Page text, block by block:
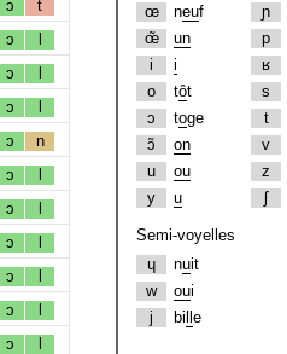
ɔ t
ɔ l
ɔ l
ɔ l
ɔ n
ɔ l
ɔ l
ɔ l
ɔ l
ɔ l
ɔ l
œ
neuf
œ̃
un
i
i
o
tôt
ɔ
toge
ɔ̃
on
u
ou
y
u
ɲ
p
ʁ
s
t
v
z
ʃ
Semi-voyelles
ɥ
nuit
w
oui
j
bi e